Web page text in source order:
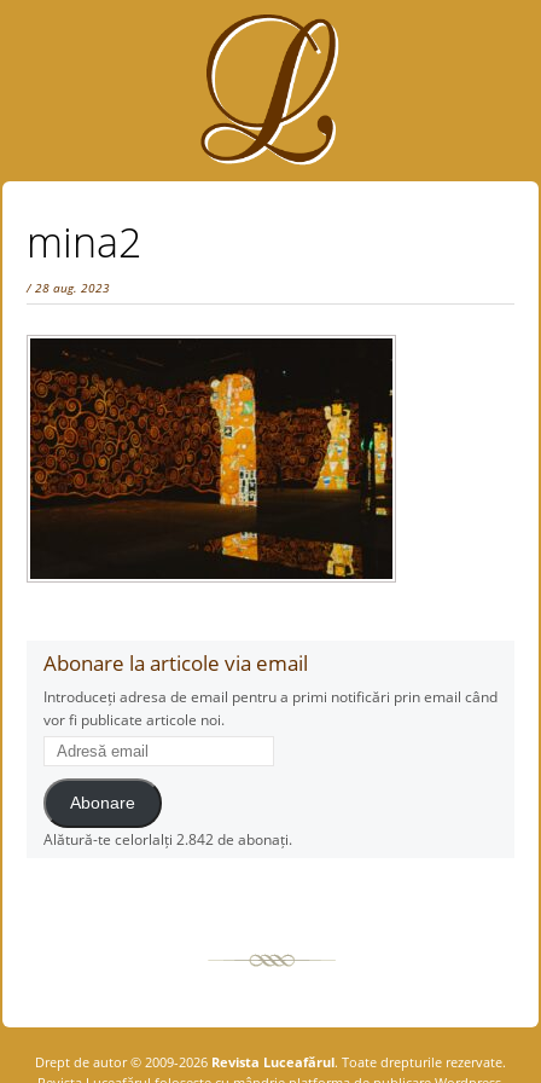
mina2
/ 28 aug. 2023
Abonare la articole via email
Introduceți adresa de email pentru a primi notificări prin email când
vor fi publicate articole noi.
Adresă
email
Abonare
Alătură-te celorlalți 2.842 de abonați.
Drept de autor © 2009-2026 Revista Luceafărul. Toate drepturile rezervate.